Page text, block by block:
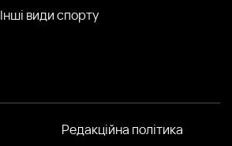
Інші види спорту
Редакційна політика